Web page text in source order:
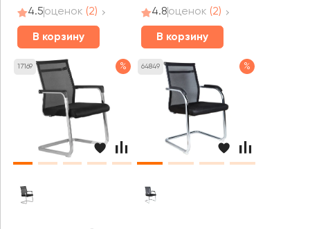
4.5оценок (2)
В корзину
4.8оценок (2)
В корзину
17169 % 64849 %